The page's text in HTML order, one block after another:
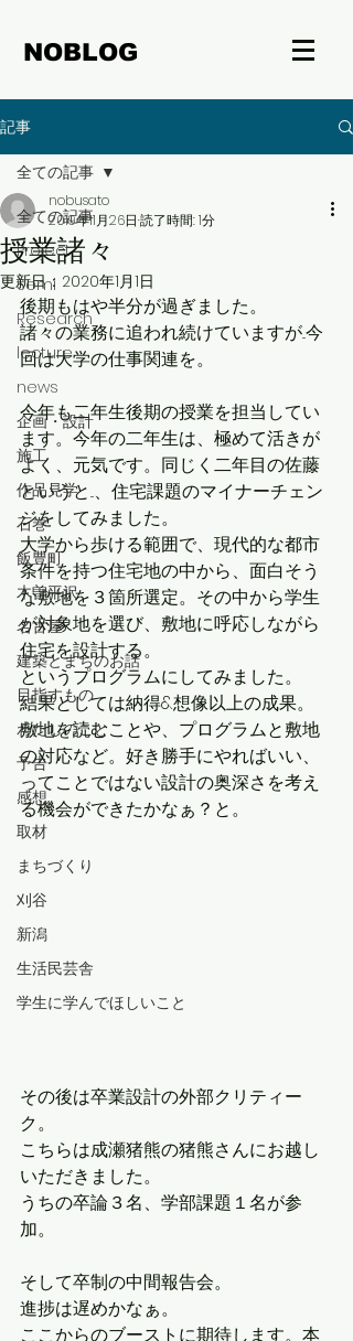
NOBLOG
記事
全ての記事
Project
Semi
Research
lecture
news
企画・設計
施工
作品見学
石巻
飯豊町
木曽平沢
名古屋
建築とまちのお話
目指すもの
わたしのこと
予告
感想
取材
まちづくり
刈谷
新潟
生活民芸舎
学生に学んでほしいこと
全ての記事
授業諸々
nobusato
2019年11月26日 読了時間: 1分
更新日： 2020年1月1日
後期もはや半分が過ぎました。
諸々の業務に追われ続けていますが...今
回は大学の仕事関連を。
今年も二年生後期の授業を担当してい
ます。今年の二年生は、極めて活きが
よく、元気です。同じく二年目の佐藤
というと...、住宅課題のマイナーチェン
ジをしてみました。
大学から歩ける範囲で、現代的な都市
条件を持つ住宅地の中から、面白そう
な敷地を３箇所選定。その中から学生
が対象地を選び、敷地に呼応しながら
住宅を設計する。
というプログラムにしてみました。
結果としては納得&想像以上の成果。
敷地を読むことや、プログラムと敷地
の対応など。好き勝手にやればいい、
ってことではない設計の奥深さを考え
る機会ができたかなぁ？と。
その後は卒業設計の外部クリティー
ク。
こちらは成瀬猪熊の猪熊さんにお越し
いただきました。
うちの卒論３名、学部課題１名が参
加。
そして卒制の中間報告会。
進捗は遅めかなぁ。
ここからのブーストに期待します。本